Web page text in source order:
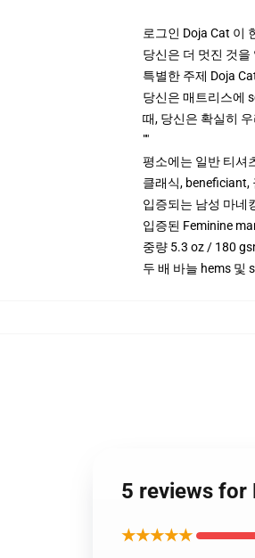
로그인 Doja Cat 이
당신은 더 멋진 것
특별한 주제 Doja
당신은 매트리스에
때, 당신은 확실히
""
평소에는 일반 티셔
클래식, beneficiant,
입증되는 남성 마네
입증된 Feminine
중량 5.3 oz / 180
두 배 바늘 hems 및
5 reviews for
★★★★★